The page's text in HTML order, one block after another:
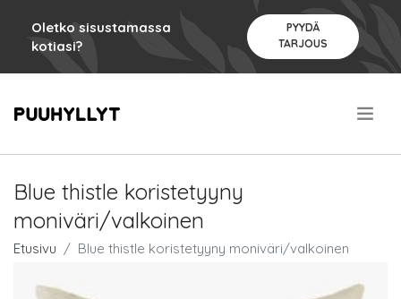
Oletko sisustamassa
kotiasi?
PYYDÄ
TARJOUS
Blue thistle koristetyyny
moniväri/valkoinen
Etusivu Blue thistle koristetyyny moniväri/valkoinen